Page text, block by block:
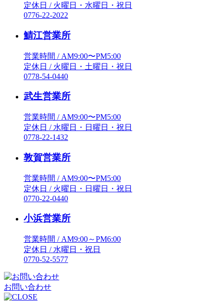
定休日 / 火曜日・水曜日・祝日
0776-22-2022
鯖江営業所
営業時間 / AM9:00〜PM5:00
定休日 / 火曜日・土曜日・祝日
0778-54-0440
武生営業所
営業時間 / AM9:00〜PM5:00
定休日 / 水曜日・日曜日・祝日
0778-22-1432
敦賀営業所
営業時間 / AM9:00〜PM5:00
定休日 / 火曜日・日曜日・祝日
0770-22-0440
小浜営業所
営業時間 / AM9:00～PM6:00
定休日 / 水曜日・祝日
0770-52-5577
お問い合わせ